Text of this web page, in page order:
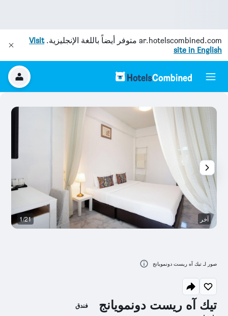
ar.hotelscombined.com متوفر أيضاً باللغة الإنجليزية.Visit
site in English
تيك آه ريست دونمويانج فندق
آخر 1/21
صور لـ تيك آه ريست دونمويانج